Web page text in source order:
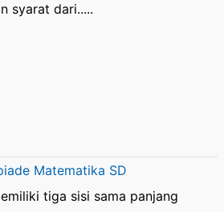
syarat dari.....
Matematika SD
tiga sisi sama panjang